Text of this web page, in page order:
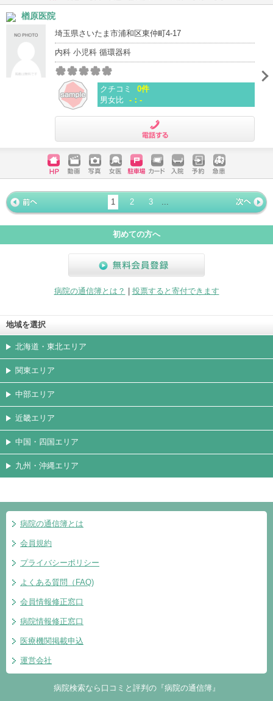
ホームペ
ージ
動画 写真 女医 駐車場
クレジッ
入院 予約 急患
楢原医院
埼玉県さいたま市浦和区東仲町4-17
内科 小児科 循環器科
クチコミ
0件
男女比 -：-
ホームペ
ージ
動画 写真 女医 駐車場
クレジッ
トカード
入院 予約 急患
« 前ペー
ジ
1 2 3
次ページ
»
初めての方へ
病院の通信簿とは？
投票すると寄付できます
地域を選択
北海道・東北エリア
関東エリア
中部エリア
近畿エリア
中国・四国エリア
九州・沖縄エリア
病院の通信簿とは
会員規約
プライバシーポリシー
よくある質問（FAQ)
会員情報修正窓口
病院情報修正窓口
医療機関掲載申込
運営会社
病院検索なら口コミと評判の『病院の通信簿』